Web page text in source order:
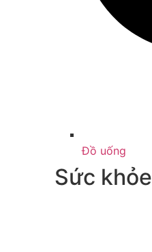
Đồ uống
Sức khỏe